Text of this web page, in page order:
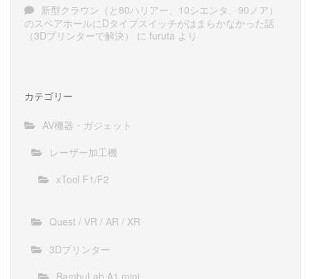
新型クラウン（と80ハリアー、10シエンタ、90ノア）
のスペアホールにDタイプスイッチがはまらかなかった話
（3Dプリンターで解決）
に furuta より
カテゴリー
AV機器・ガジェット
レーザー加工機
xTool F1/F2
Quest / VR / AR / XR
3Dプリンター
BambuLab A1 mini